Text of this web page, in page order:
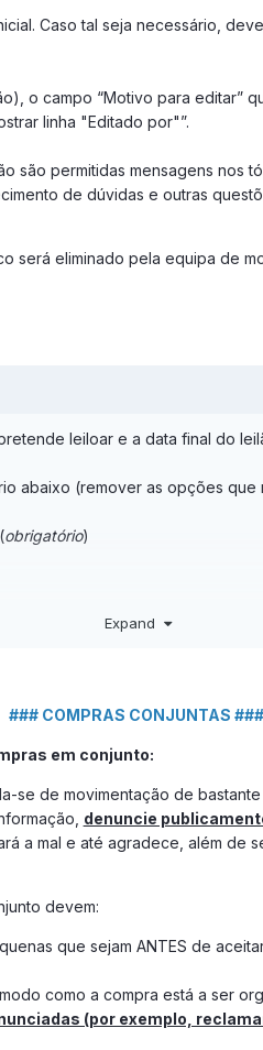
Caso tal seja necessário,
o campo “Motivo para editar”
linha "Editado por"”.
são permitidas mensagens
de dúvidas e outras
será eliminado pela equipa de
leiloar e a data final do
abaixo (remover as opções que
(obrigatório)
XXX€ (opcional)
a não utilização de
Expand
### COMPRAS CONJUNTAS ###
em conjunto:
se de movimentação de
denuncie
a mal e até agradece, além de
devem:
que sejam ANTES de
como a compra está a ser
(por exemplo,